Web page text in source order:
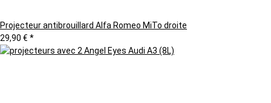
Projecteur antibrouillard Alfa Romeo MiTo droite
29,90 € *